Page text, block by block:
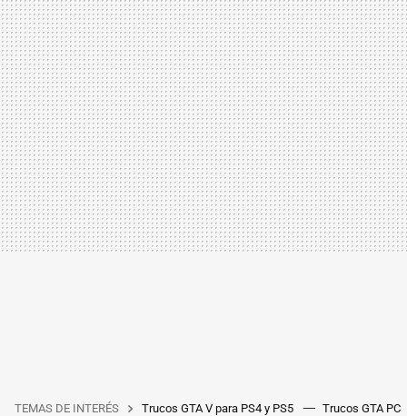
TEMAS DE INTERÉS Trucos GTA V para PS4 y PS5 Trucos GTA PC